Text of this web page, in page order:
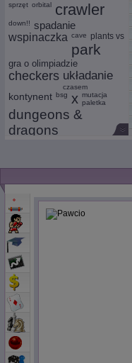
sprzęt orbital crawler
down!! spadanie
wspinaczka cave plants vs
park
gra o olimpiadzie
checkers układanie
czasem
kontynent bsg x mutacja
paletka
dungeons &
dragons